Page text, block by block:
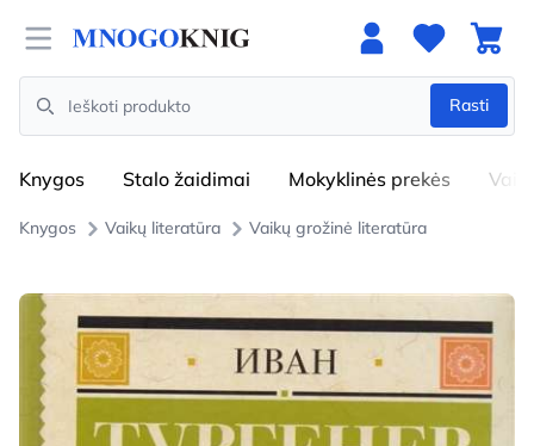
Open menu
Search
Rasti
Knygos Stalo žaidimai Mokyklinės prekės
Knygos Vaikų literatūra Vaikų grožinė literatūra